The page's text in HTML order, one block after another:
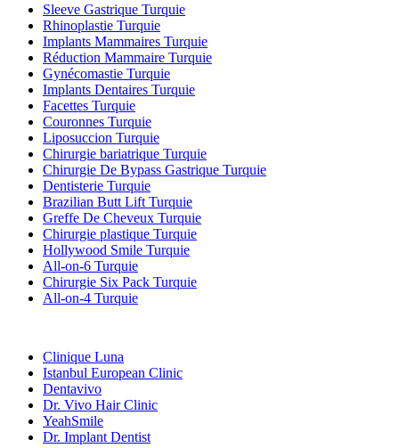
Sleeve Gastrique Turquie
Rhinoplastie Turquie
Implants Mammaires Turquie
Réduction Mammaire Turquie
Gynécomastie Turquie
Implants Dentaires Turquie
Facettes Turquie
Couronnes Turquie
Liposuccion Turquie
Chirurgie bariatrique Turquie
Chirurgie De Bypass Gastrique Turquie
Dentisterie Turquie
Brazilian Butt Lift Turquie
Greffe De Cheveux Turquie
Chirurgie plastique Turquie
Hollywood Smile Turquie
All-on-6 Turquie
Chirurgie Six Pack Turquie
All-on-4 Turquie
Clinique Luna
Istanbul European Clinic
Dentavivo
Dr. Vivo Hair Clinic
YeahSmile
Dr. Implant Dentist